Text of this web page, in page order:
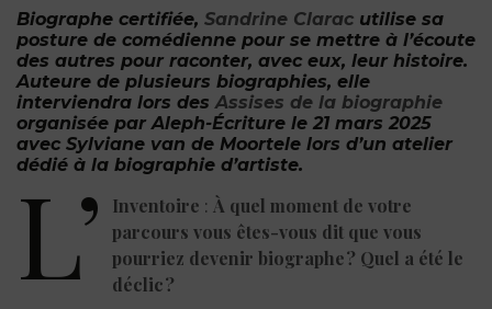
Biographe certifiée, Sandrine Clarac utilise sa
posture de comédienne pour se mettre à l’écoute
des autres pour raconter, avec eux, leur histoire.
Auteure de plusieurs biographies, elle
interviendra lors des Assises de la biographie
organisée par Aleph-Écriture le 21 mars 2025
avec Sylviane van de Moortele lors d’un atelier
dédié à la biographie d’artiste.
L’ Inventoire : À quel moment de votre
parcours vous êtes-vous dit que vous
pourriez devenir biographe ? Quel a été le
déclic ?